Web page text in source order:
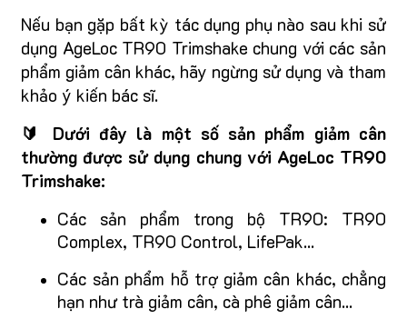
Nếu bạn gặp bất kỳ tác dụng phụ nào sau khi sử
dụng AgeLoc TR90 Trimshake chung với các sản
phẩm giảm cân khác, hãy ngừng sử dụng và tham
khảo ý kiến bác sĩ.
🔰 Dưới đây là một số sản phẩm giảm cân
thường được sử dụng chung với AgeLoc TR90
Trimshake:
Các sản phẩm trong bộ TR90: TR90
Complex, TR90 Control, LifePak...
Các sản phẩm hỗ trợ giảm cân khác, chẳng
hạn như trà giảm cân, cà phê giảm cân...